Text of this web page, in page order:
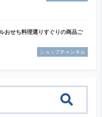
おせち料理選りすぐりの商品ご
ショップチャンネル